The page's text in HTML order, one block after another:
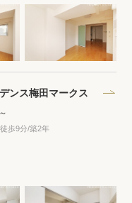
ンス梅田マークス
歩9分/築2年